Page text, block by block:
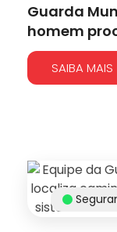
Guarda
homem
SAIBA MAIS